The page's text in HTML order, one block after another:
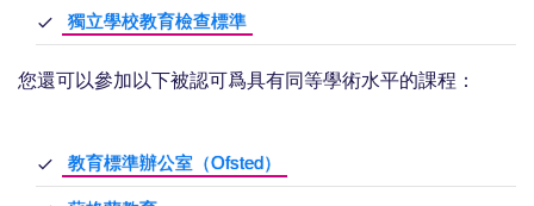
獨立學校教育檢查標準
您還可以參加以下被認可爲具有同等學術水平的課程：
教育標準辦公室（Ofsted）